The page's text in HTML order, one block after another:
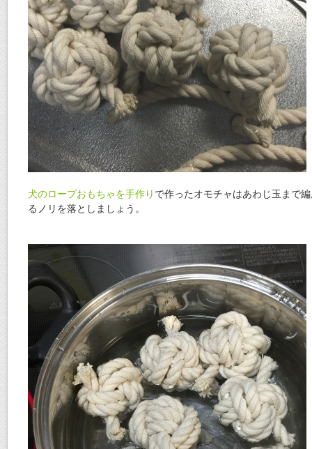
犬のロープおもちゃを手作り で作ったオモチャはあわじ玉まで
るノリを落としましょう。